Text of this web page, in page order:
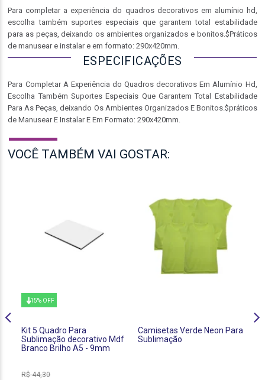
Para completar a experiência do quadros decorativos em alumínio hd,
escolha também suportes especiais que garantem total estabilidade
para as peças, deixando os ambientes organizados e bonitos.$Práticos
de manusear e instalar e em formato: 290x420mm.
ESPECIFICAÇÕES
Para Completar A Experiência do Quadros decorativos Em Alumínio Hd,
Escolha Também Suportes Especiais Que Garantem Total Estabilidade
Para As Peças, deixando Os Ambientes Organizados E Bonitos.$práticos
de Manusear E Instalar E Em Formato: 290x420mm.
VOCÊ TAMBÉM VAI GOSTAR:
15% OFF
Kit 5 Quadro Para
Sublimação decorativo Mdf
Branco Brilho A5 - 9mm
R$ 44,30
Camisetas Verde Neon Para
Sublimação